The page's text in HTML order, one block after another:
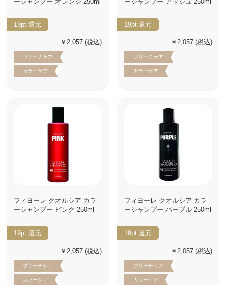
19pt 還元
￥2,057 (税込)
ブリーチケア
カラーケア
19pt 還元
￥2,057 (税込)
ブリーチケア
カラーケア
フィヨーレ クオルシア カラ
ーシャンプー ピンク 250ml
19pt 還元
￥2,057 (税込)
ブリーチケア
カラーケア
フィヨーレ クオルシア カラ
ーシャンプー パープル 250ml
19pt 還元
￥2,057 (税込)
ブリーチケア
カラーケア